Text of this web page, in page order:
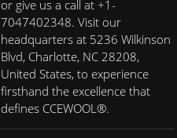
or give us a call at +1-
7047402348. Visit our
headquarters at 5236 Wilkinson
Blvd, Charlotte, NC 28208,
United States, to experience
firsthand the excellence that
defines CCEWOOL®.